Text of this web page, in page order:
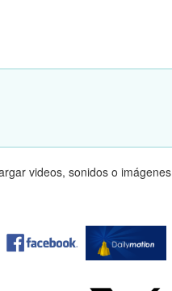
videos, sonidos o imágenes